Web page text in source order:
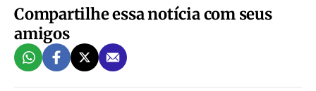
Compartilhe essa notícia com seus
amigos